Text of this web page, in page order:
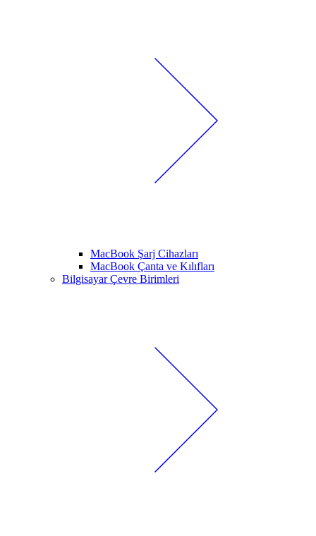
MacBook Şarj Cihazları
MacBook Çanta ve Kılıfları
Bilgisayar Çevre Birimleri